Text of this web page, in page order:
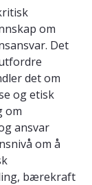
om
Det
det om
og etisk
om
ansvar
om å
bærekraft